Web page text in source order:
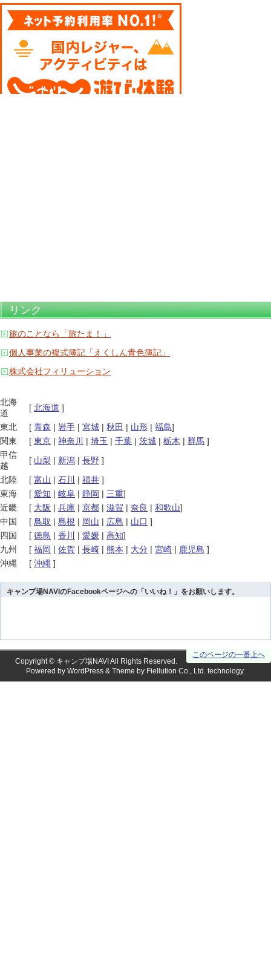
リンク
旅のことなら「旅たま！」
個人事業の複式簿記「えくしん青色簿記」
株式会社フィリューション
北海
道
[ 北海道 ]
東北
[ 青森 | 岩手 | 宮城 | 秋田 | 山形 | 福島]
関東
[ 東京 | 神奈川 | 埼玉 | 千葉 | 茨城 | 栃木 | 群馬 ]
甲信
越
[ 山梨 | 新潟 | 長野 ]
北陸
[ 富山 | 石川 | 福井 ]
東海
[ 愛知 | 岐阜 | 静岡 | 三重]
近畿
[ 大阪 | 兵庫 | 京都 | 滋賀 | 奈良 | 和歌山]
中国
[ 鳥取 | 島根 | 岡山 | 広島 | 山口 ]
四国
[ 徳島 | 香川 | 愛媛 | 高知]
九州
[ 福岡 | 佐賀 | 長崎 | 熊本 | 大分 | 宮崎 | 鹿児島 ]
沖縄
[ 沖縄 ]
キャンプ場NAVIのFacebookページへの「いいね！」をお願いします。
このページの一番上へ
Copyright © キャンプ場NAVI All Rights Reserved.
Powered by WordPress & Theme by Fiellution Co., Ltd. technology.